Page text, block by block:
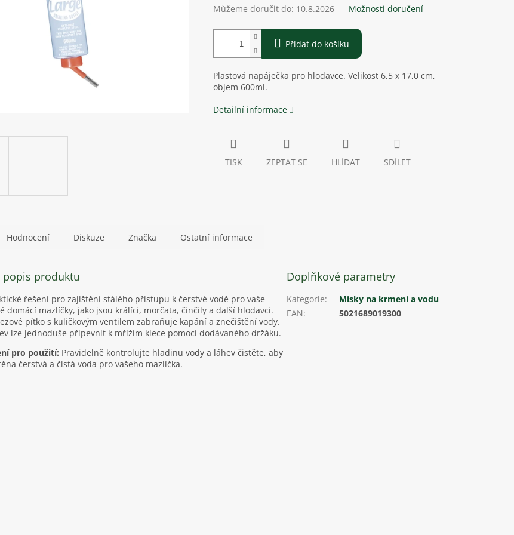
Můžeme doručit do: 10.8.2026 Možnosti doručení
Přidat do košíku
Plastová napáječka pro hlodavce. Velikost 6,5 x 17,0 cm,
objem 600ml.
Detailní informace
TISK ZEPTAT SE HLÍDAT SDÍLET
Hodnocení Diskuze Značka Ostatní informace
popis produktu
řešení pro zajištění stálého přístupu k čerstvé vodě pro vaše
domácí mazlíčky, jako jsou králíci, morčata, činčily a další hlodavci.
pítko s kuličkovým ventilem zabraňuje kapání a znečištění vody.
lze jednoduše připevnit k mřížím klece pomocí dodávaného držáku.
pro použití: Pravidelně kontrolujte hladinu vody a láhev čistěte, aby
čerstvá a čistá voda pro vašeho mazlíčka.​
Doplňkové parametry
Kategorie:
Misky na krmení a vodu
EAN: 5021689019300